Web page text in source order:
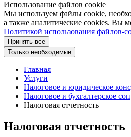
Использование файлов cookie
Мы используем файлы cookie,
а также аналитические cookies. Вы
Политикой использования файлов-
Принять все
Только необходимые
Главная
Услуги
Налоговое и юридическое
Налоговое и бухгалтерское
Налоговая отчетность
Налоговая отчетность